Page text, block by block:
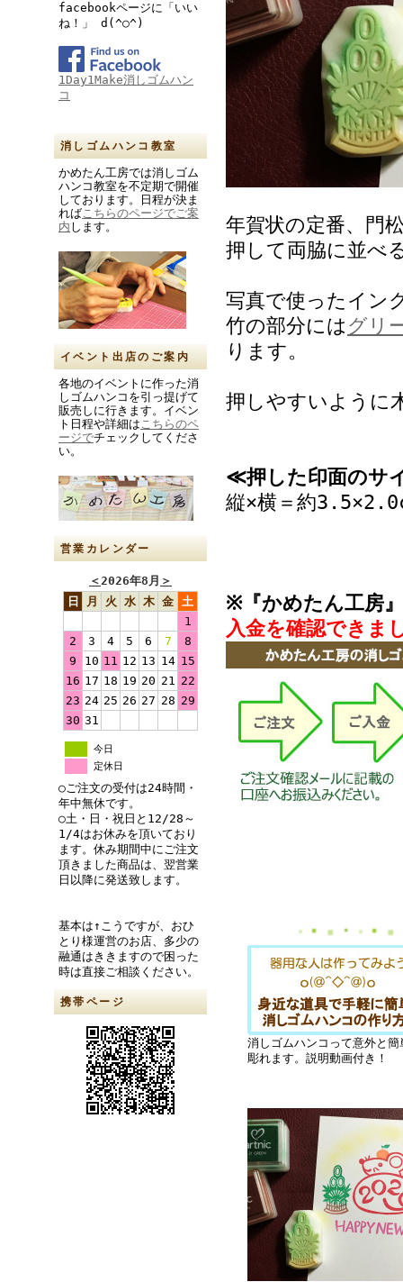
facebookページに「いい
ね！」 d(^○^)
1Day1Make消しゴムハン
コ
消しゴムハンコ教室
かめたん工房では消しゴム
ハンコ教室を不定期で開催
しております。日程が決ま
ればこちらのページでご案
内 します。
イベント出店のご案内
各地のイベントに作った消
しゴムハンコを引っ提げて
販売しに行きます。イベン
ト日程や詳細はこちらのペ
ージでチェックしてくださ
い。
営業カレンダー
＜2026年8月 ＞
日
月 火 水 木 金 土
1
2
3 4 5 6 7
8
9
10 11 12 13 14 15
16 17 18 19 20 21 22
23 24 25 26 27 28 29
30 31
今日
定休日
○ご注文の受付は24時間・
年中無休です。
○土・日・祝日と12/28～
1/4はお休みを頂いており
ます。休み期間中にご注文
頂きました商品は、翌営業
日以降に発送致します。
基本は↑こうですが、おひ
とり様運営のお店、多少の
融通はききますので困った
時は直接ご相談ください。
携帯ページ
年賀状の定番、門
押して両脇に並べ
写真で使ったイ
竹の部分には グリ
ります。
押しやすいように
≪押した印面のサ
縦×横＝約
※『かめたん工房
入金を確認できま
消しゴムハンコって意外と簡
彫れます。説明動画付き！